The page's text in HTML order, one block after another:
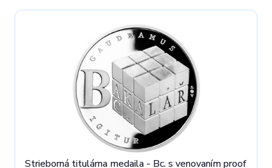
Strieborná titulárna medaila - Bc. s venovaním proof